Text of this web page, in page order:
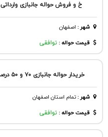
خ و فروش حواله جانبازی وارداتی
شهر: اصفهان
قیمت حواله : توافقی
خریدار حواله جانبازی ۷۰ و ۵۰ درصد
شهر:تمام استان اصفهان
قیمت حواله : توافقی